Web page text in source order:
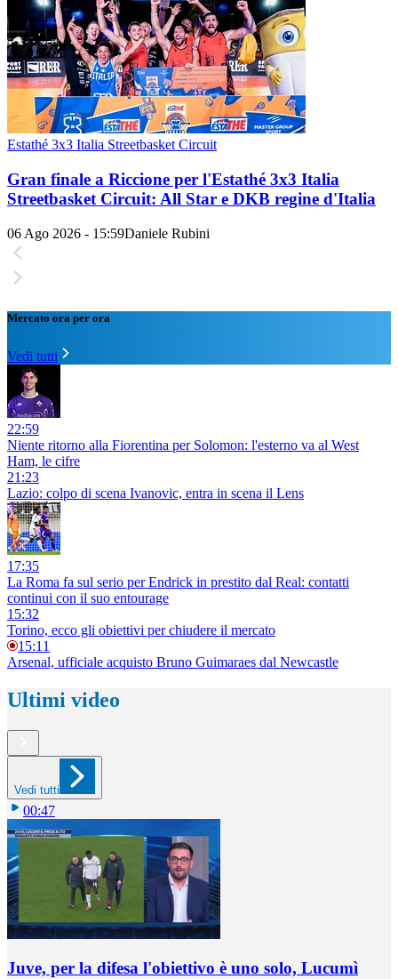
Estathé 3x3 Italia Streetbasket Circuit
Gran finale a Riccione per l'Estathé 3x3 Italia
Streetbasket Circuit: All Star e DKB regine d'Italia
06 Ago 2026 - 15:59Daniele Rubini
Mercato ora per ora
Vedi tutti
22:59
Niente ritorno alla Fiorentina per Solomon: l'esterno va al West
Ham, le cifre
21:23
Lazio: colpo di scena Ivanovic, entra in scena il Lens
17:35
La Roma fa sul serio per Endrick in prestito dal Real: contatti
continui con il suo entourage
15:32
Torino, ecco gli obiettivi per chiudere il mercato
15:11
Arsenal, ufficiale acquisto Bruno Guimaraes dal Newcastle
Ultimi video
Vedi tutti
00:47
Juve, per la difesa l'obiettivo è uno solo, Lucumì